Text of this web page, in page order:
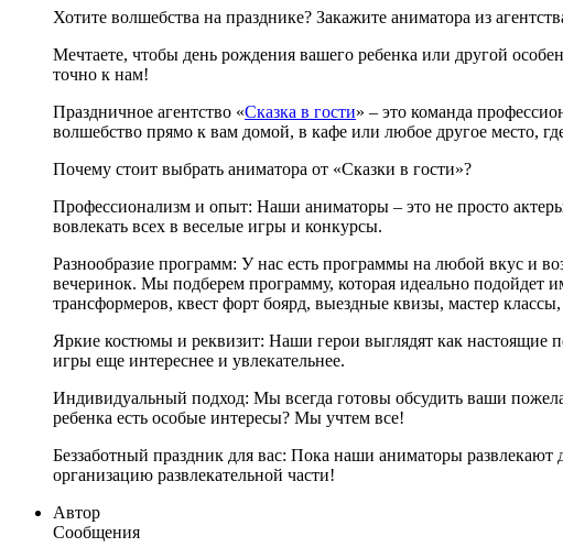
Хотите волшебства на празднике? Закажите аниматора из
Мечтаете, чтобы день рождения вашего ребенка или другой
точно к нам!
Праздничное агентство «Сказка в гости» – это команда
волшебство прямо к вам домой, в кафе или любое другое место,
Почему стоит выбрать аниматора от «Сказки в гости»?
Профессионализм и опыт: Наши аниматоры – это не просто
вовлекать всех в веселые игры и конкурсы.
Разнообразие программ: У нас есть программы на любой вкус и
вечеринок. Мы подберем программу, которая идеально
трансформеров, квест форт боярд, выездные квизы, мастер
Яркие костюмы и реквизит: Наши герои выглядят как настоящие
игры еще интереснее и увлекательнее.
Индивидуальный подход: Мы всегда готовы обсудить ваши
ребенка есть особые интересы? Мы учтем все!
Беззаботный праздник для вас: Пока наши аниматоры
организацию развлекательной части!
Автор
Сообщения